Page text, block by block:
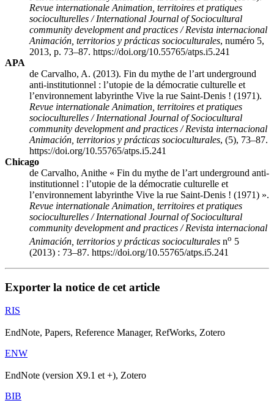
Revue internationale Animation, territoires et pratiques
socioculturelles / International Journal of Sociocultural
community development and practices / Revista internacional
Animación, territorios y prácticas socioculturales, numéro 5,
2013, p. 73–87. https://doi.org/10.55765/atps.i5.241
APA
de Carvalho, A. (2013). Fin du mythe de l’art underground
anti-institutionnel : l’utopie de la démocratie culturelle et
l’environnement labyrinthe Vive la rue Saint-Denis ! (1971).
Revue internationale Animation, territoires et pratiques
socioculturelles / International Journal of Sociocultural
community development and practices / Revista internacional
Animación, territorios y prácticas socioculturales, (5), 73–87.
https://doi.org/10.55765/atps.i5.241
Chicago
de Carvalho, Anithe « Fin du mythe de l’art underground anti-
institutionnel : l’utopie de la démocratie culturelle et
l’environnement labyrinthe Vive la rue Saint-Denis ! (1971) ».
Revue internationale Animation, territoires et pratiques
socioculturelles / International Journal of Sociocultural
community development and practices / Revista internacional
Animación, territorios y prácticas socioculturales no 5
(2013) : 73–87. https://doi.org/10.55765/atps.i5.241
Exporter la notice de cet article
RIS
EndNote, Papers, Reference Manager, RefWorks, Zotero
ENW
EndNote (version X9.1 et +), Zotero
BIB